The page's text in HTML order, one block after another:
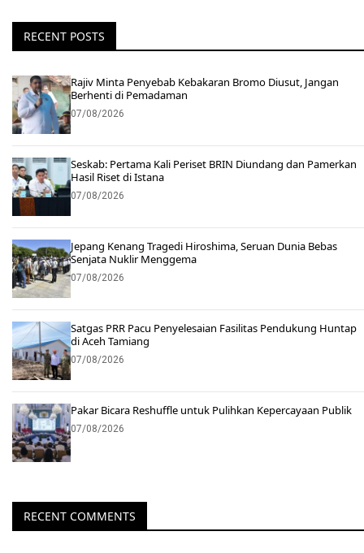
RECENT POSTS
Rajiv Minta Penyebab Kebakaran Bromo Diusut, Jangan
Berhenti di Pemadaman
07/08/2026
Seskab: Pertama Kali Periset BRIN Diundang dan Pamerkan
Hasil Riset di Istana
07/08/2026
Jepang Kenang Tragedi Hiroshima, Seruan Dunia Bebas
Senjata Nuklir Menggema
07/08/2026
Satgas PRR Pacu Penyelesaian Fasilitas Pendukung Huntap
di Aceh Tamiang
07/08/2026
Pakar Bicara Reshuffle untuk Pulihkan Kepercayaan Publik
07/08/2026
RECENT COMMENTS